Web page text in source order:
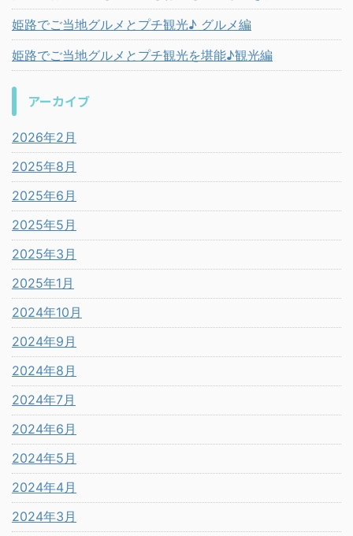
姫路でご当地グルメとプチ観光♪ グルメ編
姫路でご当地グルメとプチ観光を堪能♪観光編
アーカイブ
2026年2月
2025年8月
2025年6月
2025年5月
2025年3月
2025年1月
2024年10月
2024年9月
2024年8月
2024年7月
2024年6月
2024年5月
2024年4月
2024年3月